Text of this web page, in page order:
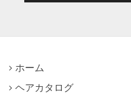
ホーム
ヘアカタログ